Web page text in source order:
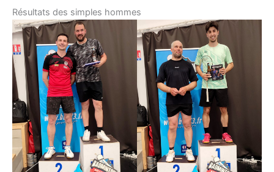
Résultats des simples hommes